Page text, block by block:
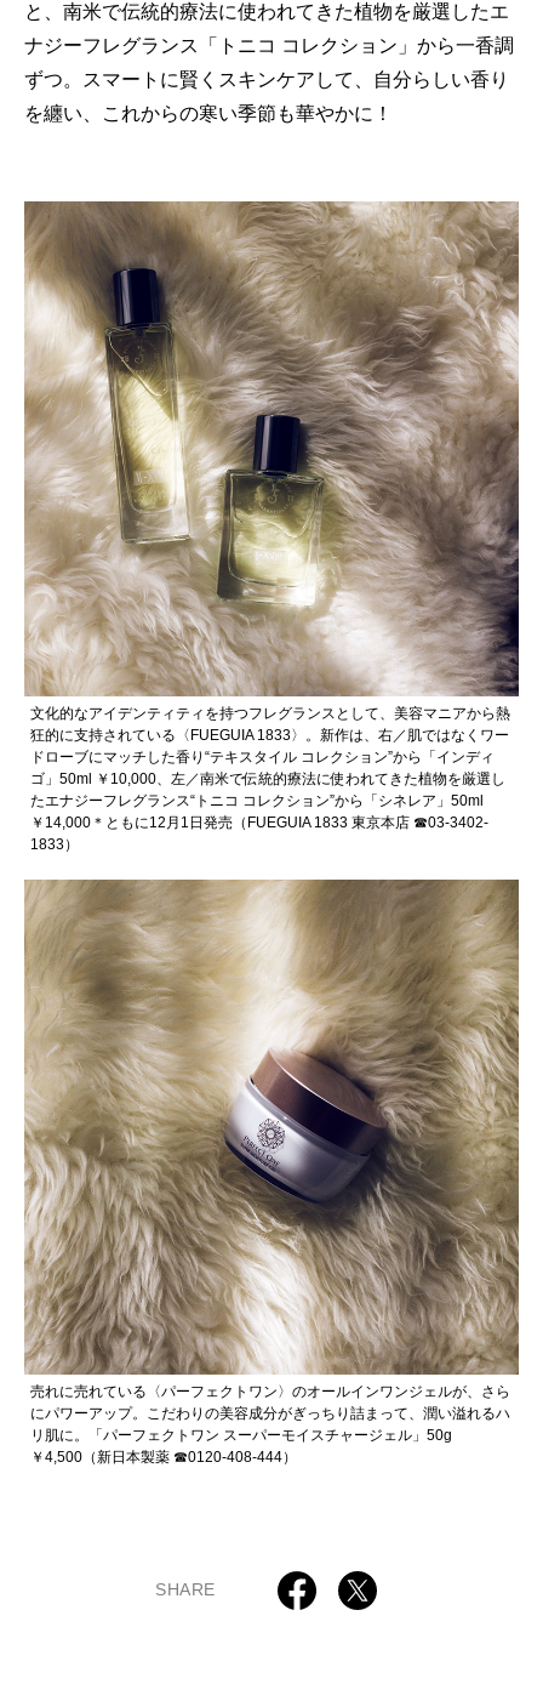
と、南米で伝統的療法に使われてきた植物を厳選したエ
ナジーフレグランス「トニコ コレクション」から一香調
ずつ。スマートに賢くスキンケアして、自分らしい香り
を纏い、これからの寒い季節も華やかに！
文化的なアイデンティティを持つフレグランスとして、美容マニアから熱
狂的に支持されている〈FUEGUIA 1833〉。新作は、右／肌ではなくワー
ドローブにマッチした香り“テキスタイル コレクション”から「インディ
ゴ」50ml ￥10,000、左／南米で伝統的療法に使われてきた植物を厳選し
たエナジーフレグランス“トニコ コレクション”から「シネレア」50ml
￥14,000＊ともに12月1日発売（FUEGUIA 1833 東京本店 ☎︎03-3402-
1833）
売れに売れている〈パーフェクトワン〉のオールインワンジェルが、さら
にパワーアップ。こだわりの美容成分がぎっちり詰まって、潤い溢れるハ
リ肌に。「パーフェクトワン スーパーモイスチャージェル」50g
￥4,500（新日本製薬 ☎︎0120-408-444）
SHARE